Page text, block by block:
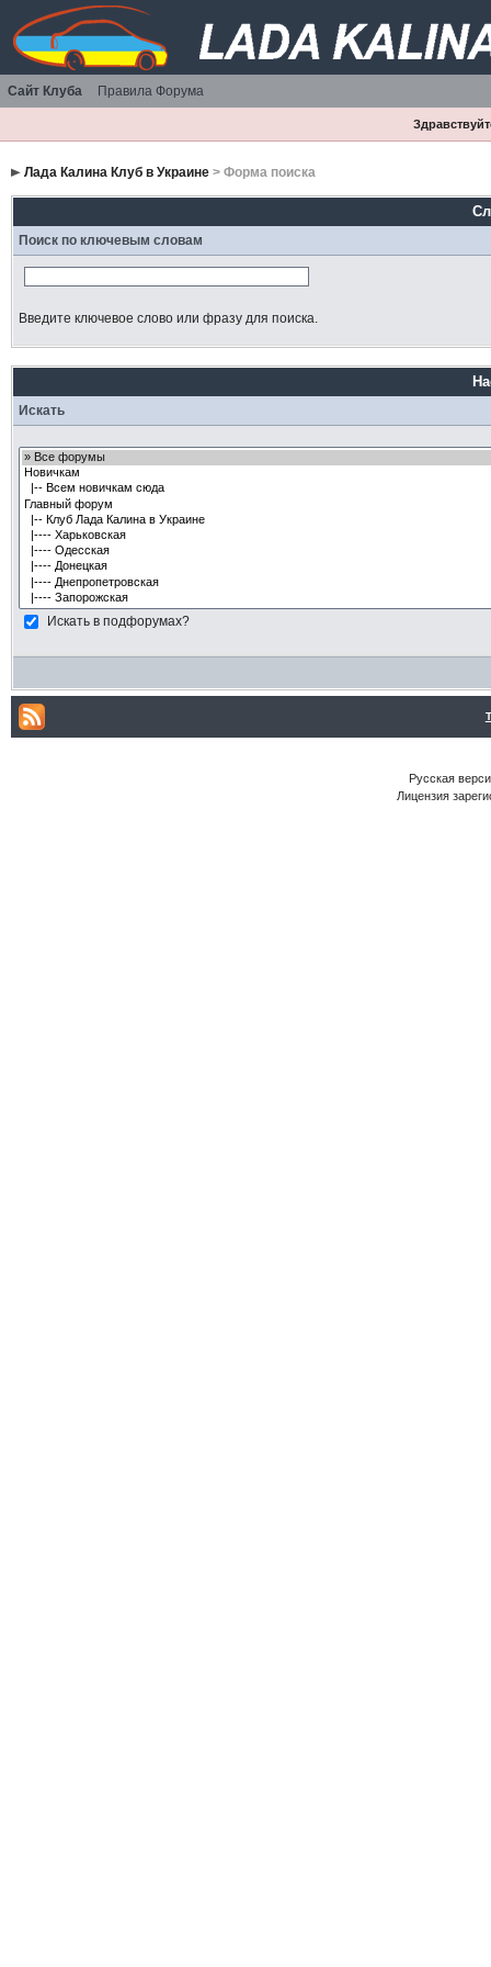
Сайт Клуба Правила Форума
Лада Калина Клуб в Украине> Форма поиска
Поиск по ключевым словам
Введите ключевое слово или фразу для поиска.
Искать
Искать в подфорумах?
Русская
Лицензия